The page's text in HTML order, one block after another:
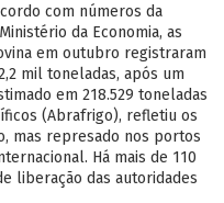
com números da
da Economia, as
em outubro registraram
mil toneladas, após um
em 218.529 toneladas
(Abrafrigo), refletiu os
mas represado nos portos
Há mais de 110
liberação das autoridades